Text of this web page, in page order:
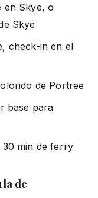
en Skye, o
Skye
check-in en el
de Portree
base para
min de ferry
de